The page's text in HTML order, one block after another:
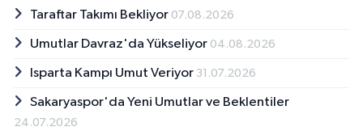
Taraftar Takımı Bekliyor 07.08.2026
Umutlar Davraz'da Yükseliyor 04.08.2026
Isparta Kampı Umut Veriyor 31.07.2026
Sakaryaspor'da Yeni Umutlar ve Beklentiler
24.07.2026